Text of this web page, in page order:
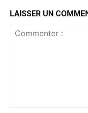
LAISSER UN